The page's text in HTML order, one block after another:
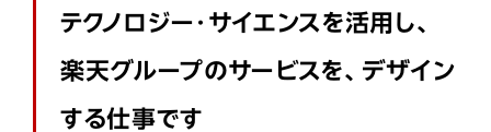
企業情報
テクノロジー・サイエンスを活用し、
楽天グループのサービスを、デザイン
する仕事です